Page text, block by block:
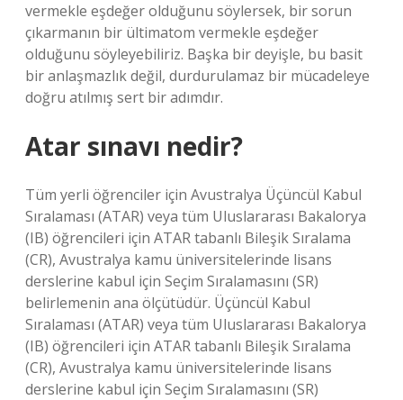
vermekle eşdeğer olduğunu söylersek, bir sorun
çıkarmanın bir ültimatom vermekle eşdeğer
olduğunu söyleyebiliriz. Başka bir deyişle, bu basit
bir anlaşmazlık değil, durdurulamaz bir mücadeleye
doğru atılmış sert bir adımdır.
Atar sınavı nedir?
Tüm yerli öğrenciler için Avustralya Üçüncül Kabul
Sıralaması (ATAR) veya tüm Uluslararası Bakalorya
(IB) öğrencileri için ATAR tabanlı Bileşik Sıralama
(CR), Avustralya kamu üniversitelerinde lisans
derslerine kabul için Seçim Sıralamasını (SR)
belirlemenin ana ölçütüdür. Üçüncül Kabul
Sıralaması (ATAR) veya tüm Uluslararası Bakalorya
(IB) öğrencileri için ATAR tabanlı Bileşik Sıralama
(CR), Avustralya kamu üniversitelerinde lisans
derslerine kabul için Seçim Sıralamasını (SR)